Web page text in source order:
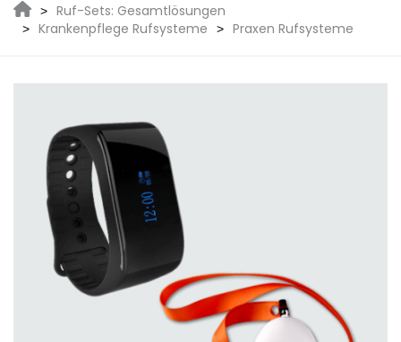
Ruf-Sets: Gesamtlösungen
Krankenpflege Rufsysteme
Praxen Rufsysteme